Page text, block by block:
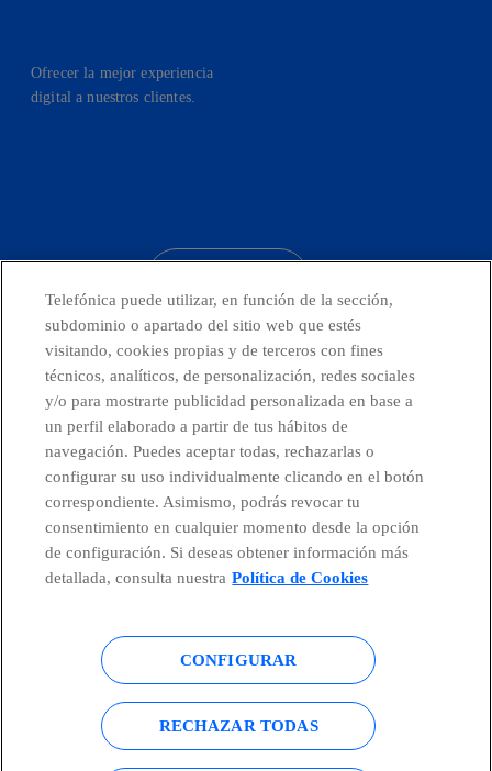
Ofrecer la mejor experiencia
digital a nuestros clientes.
Telefónica en redes sociales
Canal de Denuncias
Centro Global Transparencia
Política de cookies Aviso legal
Accesibilidad Política de privacidad
Telefónica puede utilizar, en función de la sección,
subdominio o apartado del sitio web que estés
visitando, cookies propias y de terceros con fines
técnicos, analíticos, de personalización, redes sociales
y/o para mostrarte publicidad personalizada en base a
un perfil elaborado a partir de tus hábitos de
navegación. Puedes aceptar todas, rechazarlas o
configurar su uso individualmente clicando en el botón
correspondiente. Asimismo, podrás revocar tu
consentimiento en cualquier momento desde la opción
de configuración. Si deseas obtener información más
detallada, consulta nuestra Política de Cookies
CONFIGURAR
RECHAZAR TODAS